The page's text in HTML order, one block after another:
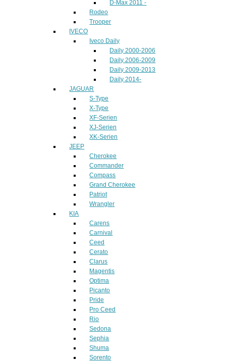
D-Max 2011 -
Rodeo
Trooper
IVECO
Iveco Daily
Daily 2000-2006
Daily 2006-2009
Daily 2009-2013
Daily 2014-
JAGUAR
S-Type
X-Type
XF-Serien
XJ-Serien
XK-Serien
JEEP
Cherokee
Commander
Compass
Grand Cherokee
Patriot
Wrangler
KIA
Carens
Carnival
Ceed
Cerato
Clarus
Magentis
Optima
Picanto
Pride
Pro Ceed
Rio
Sedona
Sephia
Shuma
Sorento